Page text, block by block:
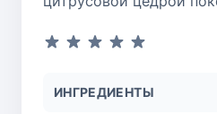
ИНГРЕДИЕНТЫ